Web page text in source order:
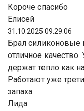
Короче спасибо
Елисей
31.10.2025 09:29:06
Брал
отличное
держат тепло как
Работают уже
запаха.
Лида